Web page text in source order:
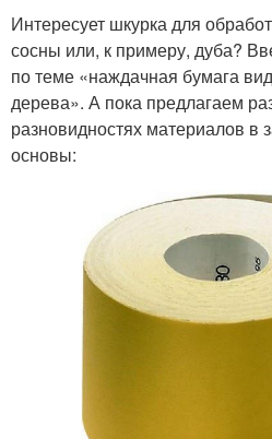
Интересует шкурка для
сосны или, к примеру, дуба?
по теме «наждачная бумага
дерева». А пока предлагаем
разновидностях материалов в
основы: